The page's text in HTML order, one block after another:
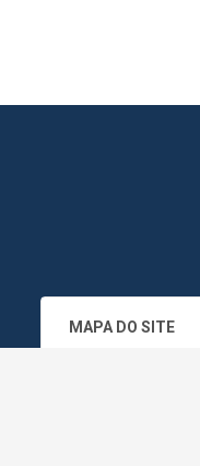
MAPA DO SITE